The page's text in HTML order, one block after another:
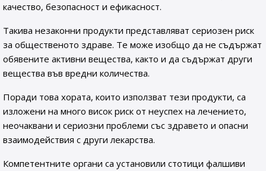
качество, безопасност и ефикасност.
Такива незаконни продукти представляват сериозен риск
за общественото здраве. Те може изобщо да не съдържат
обявените активни вещества, както и да съдържат други
вещества във вредни количества.
Поради това хората, които използват тези продукти, са
изложени на много висок риск от неуспех на лечението,
неочаквани и сериозни проблеми със здравето и опасни
взаимодействия с други лекарства.
Компетентните органи са установили стотици фалшиви